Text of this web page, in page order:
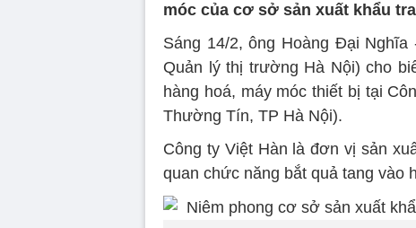
móc của cơ sở sản xuất khẩu
Sáng 14/2, ông Hoàng Đại
Quản lý thị trường Hà Nội) cho
hàng hoá, máy móc thiết bị tại
Thường Tín, TP Hà Nội).
Công ty Việt Hàn là đơn vị sản
quan chức năng bắt quả tang vào